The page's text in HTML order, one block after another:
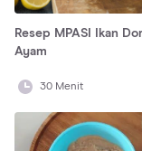
Resep MPASI Ikan
Ayam
30 Menit